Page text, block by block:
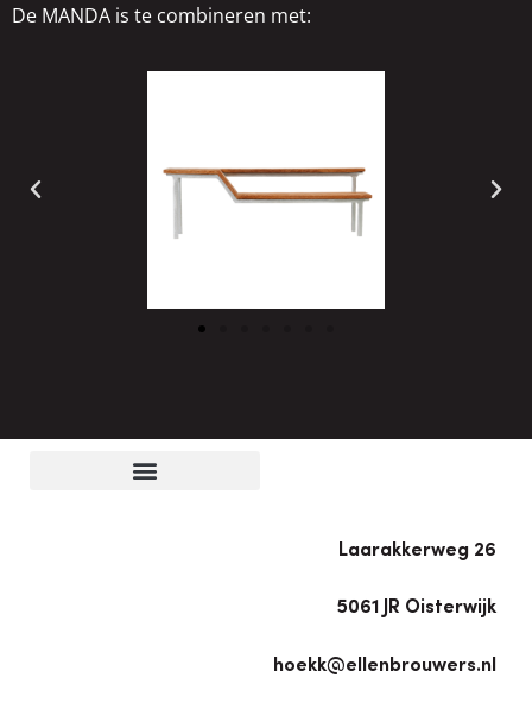
De MANDA is te combineren met:
Laarakkerweg 26
5061 JR Oisterwijk
hoekk@ellenbrouwers.nl